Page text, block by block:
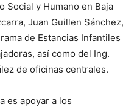
Social y Humano en Baja
Juan Guillen Sánchez,
de Estancias Infantiles
así como del Ing.
de oficinas centrales.
es apoyar a los